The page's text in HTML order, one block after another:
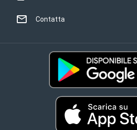
Contatta